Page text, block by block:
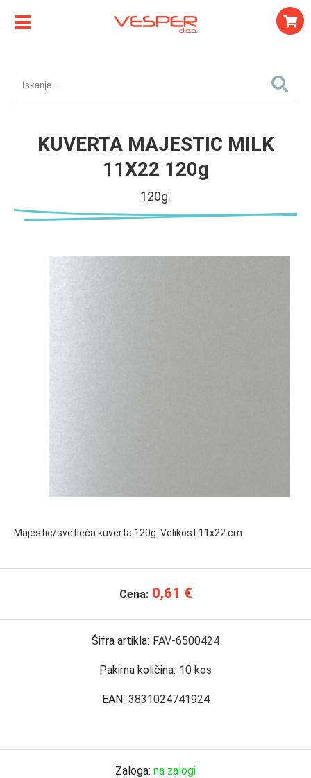
KUVERTA MAJESTIC MILK
11X22 120g
120g.
Majestic/svetleča kuverta 120g. Velikost 11x22 cm.
Cena: 0,61 €
Šifra artikla: FAV-6500424
Pakirna količina: 10 kos
EAN: 3831024741924
Zaloga: na zalogi